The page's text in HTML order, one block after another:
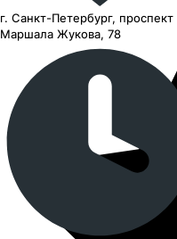
г. Санкт-Петербург, проспект
Маршала Жукова, 78